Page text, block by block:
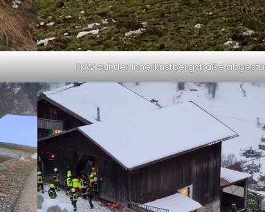
PKW auf der Innerkristbergstraße